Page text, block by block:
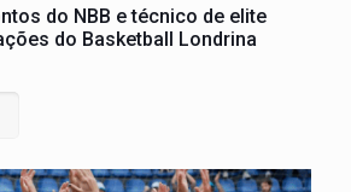
do NBB e técnico de elite
do Basketball Londrina